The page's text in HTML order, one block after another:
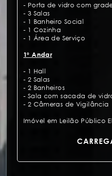
- Porta de vidro com
- 3 Salas
- 1 Banheiro Social
- 1 Cozinha
- 1 Área de Serviço
1º Andar
- 1 Hall
- 2 Salas
- 2 Banheiros
- Sala com sacada de
- 2 Câmeras de Vigilância
Imóvel em Leilão Público
Valor de Avaliação do
Valor de Lance Mínimo à